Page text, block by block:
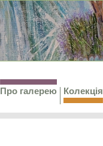
Про галерею Колекція